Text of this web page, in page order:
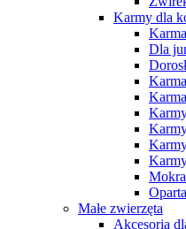
Karmy dla
Dla
Małe zwierzęta
Akcesoria